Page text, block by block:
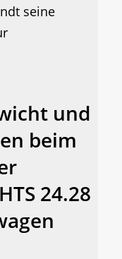
seine
und
beim
24.28